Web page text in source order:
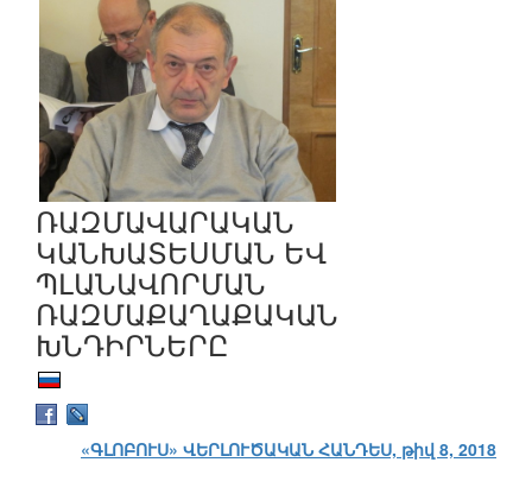
ՌԱԶՄԱՎԱՐԱԿԱՆ
ԿԱՆԽԱՏԵՍՄԱՆ ԵՎ
ՊԼԱՆԱՎՈՐՄԱՆ
ՌԱԶՄԱՔԱՂԱՔԱԿԱՆ
ԽՆԴԻՐՆԵՐԸ
«ԳԼՈԲՈՒՍ» ՎԵՐԼՈՒԾԱԿԱՆ ՀԱՆԴԵՍ, թիվ 8, 2018